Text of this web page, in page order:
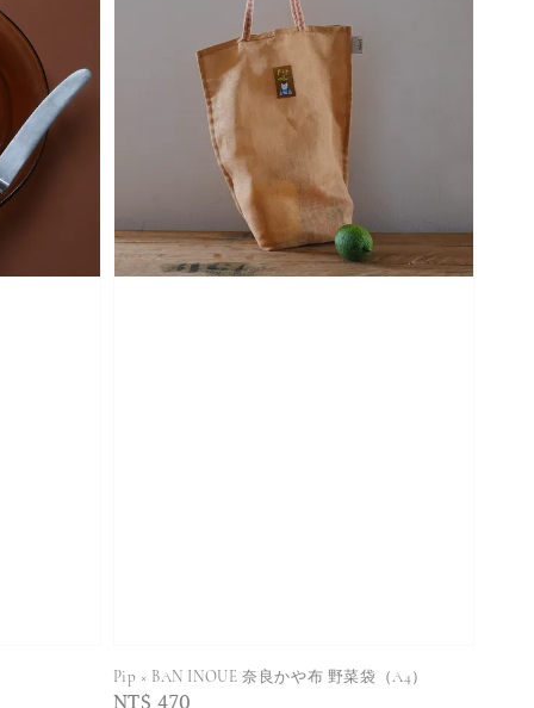
Pip × BAN INOUE 奈良かや布 野菜袋（A4）
Regular
NT$ 470